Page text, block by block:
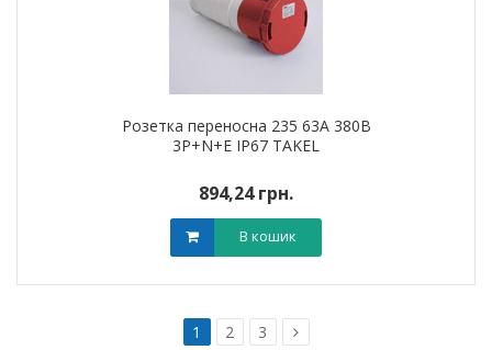
Розетка переносна 235 63А 380В
3Р+N+Е IP67 TAKEL
894,24 грн.
В кошик
1 2 3